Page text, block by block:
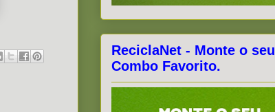
ReciclaNet - Monte o seu
Combo Favorito.